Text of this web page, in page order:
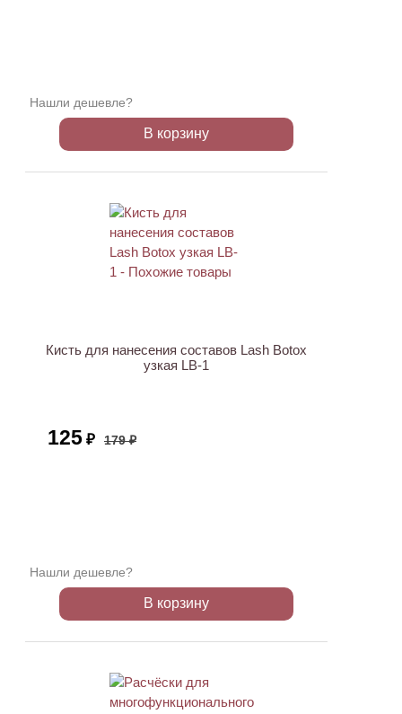
Нашли дешевле?
В корзину
Кисть для нанесения составов Lash Botox
узкая LB-1
125 ₽ 179 ₽
Нашли дешевле?
В корзину